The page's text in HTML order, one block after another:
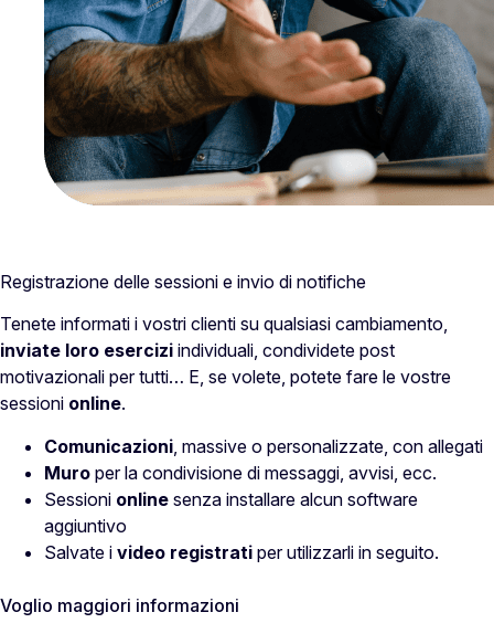
Registrazione delle sessioni e invio di notifiche
Tenete informati i vostri clienti su qualsiasi cambiamento,
inviate loro esercizi individuali, condividete post
motivazionali per tutti… E, se volete, potete fare le vostre
sessioni online.
Comunicazioni , massive o personalizzate, con allegati
Muro per la condivisione di messaggi, avvisi, ecc.
Sessioni online senza installare alcun software
aggiuntivo
Salvate i video registrati per utilizzarli in seguito.
Voglio maggiori informazioni